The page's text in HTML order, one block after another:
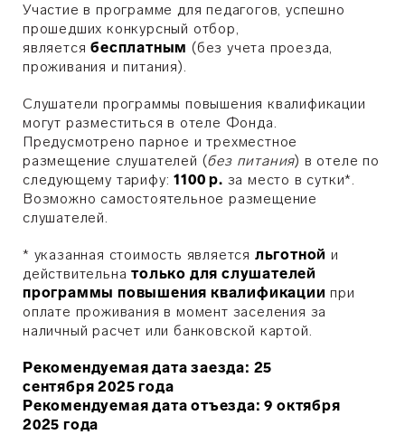
Участие в программе для педагогов, успешно
прошедших конкурсный отбор,
являетсябесплатным (без учета проезда,
проживания и питания).
Слушатели программы повышения квалификации
могут разместиться в отеле Фонда.
Предусмотрено парное и трехместное
размещение слушателей (без питания) в отеле по
следующему тарифу:1100 р. за место в сутки*.
Возможно самостоятельное размещение
слушателей.
* указанная стоимость является льготной и
действительнатолько для слушателей
программы повышения квалификации при
оплате проживания в момент заселения за
наличный расчет или банковской картой.
Рекомендуемая дата заезда: 25
сентября 2025 года
Рекомендуемая дата отъезда: 9 октября
2025 года